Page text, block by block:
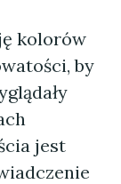
kolorów
by
jest